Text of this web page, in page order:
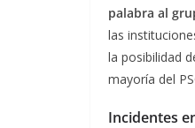
palabra al
las
la posibilidad
mayoría del
Incidentes